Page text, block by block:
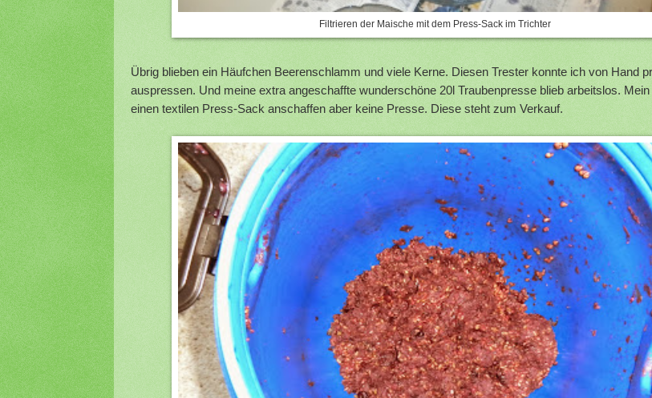
Filtrieren der Maische mit dem Press-Sack im Trichter
Übrig blieben ein Häufchen Beerenschlamm und viele Kerne. Diesen Trester konnte ich von Hand
auspressen. Und meine extra angeschaffte wunderschöne 20l Traubenpresse blieb arbeitslos.
einen textilen Press-Sack anschaffen aber keine Presse. Diese steht zum Verkauf.